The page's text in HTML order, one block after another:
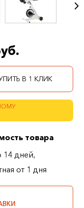
В 1 КЛИК
товара
14 дней,
от 1 дня